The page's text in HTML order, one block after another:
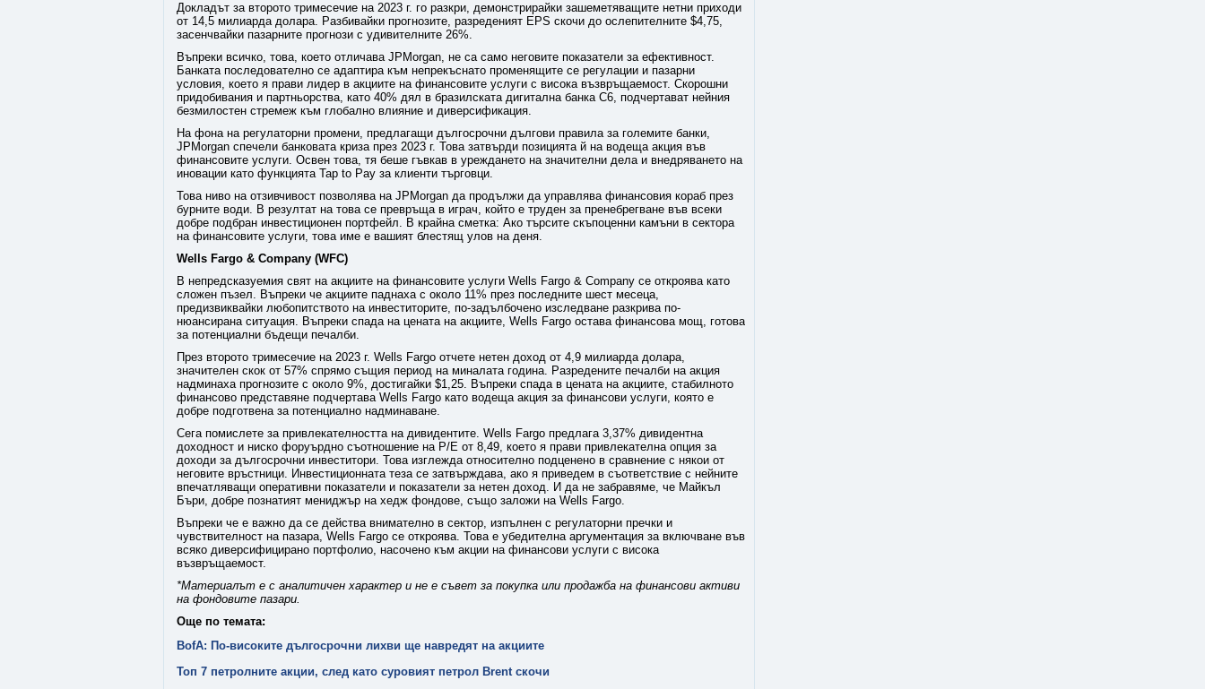
Докладът за второто тримесечие на 2023 г. го разкри, демонстрирайки зашеметяващите нетни приходи
от 14,5 милиарда долара. Разбивайки прогнозите, разреденият EPS скочи до ослепителните $4,75,
засенчвайки пазарните прогнози с удивителните 26%.
Въпреки всичко, това, което отличава JPMorgan, не са само неговите показатели за ефективност.
Банката последователно се адаптира към непрекъснато променящите се регулации и пазарни
условия, което я прави лидер в акциите на финансовите услуги с висока възвръщаемост. Скорошни
придобивания и партньорства, като 40% дял в бразилската дигитална банка C6, подчертават нейния
безмилостен стремеж към глобално влияние и диверсификация.
На фона на регулаторни промени, предлагащи дългосрочни дългови правила за големите банки,
JPMorgan спечели банковата криза през 2023 г. Това затвърди позицията й на водеща акция във
финансовите услуги. Освен това, тя беше гъвкав в уреждането на значителни дела и внедряването на
иновации като функцията Tap to Pay за клиенти търговци.
Това ниво на отзивчивост позволява на JPMorgan да продължи да управлява финансовия кораб през
бурните води. В резултат на това се превръща в играч, който е труден за пренебрегване във всеки
добре подбран инвестиционен портфейл. В крайна сметка: Ако търсите скъпоценни камъни в сектора
на финансовите услуги, това име е вашият блестящ улов на деня.
Wells Fargo & Company (WFC)
В непредсказуемия свят на акциите на финансовите услуги Wells Fargo & Company се откроява като
сложен пъзел. Въпреки че акциите паднаха с около 11% през последните шест месеца,
предизвиквайки любопитството на инвеститорите, по-задълбочено изследване разкрива по-
нюансирана ситуация. Въпреки спада на цената на акциите, Wells Fargo остава финансова мощ, готова
за потенциални бъдещи печалби.
През второто тримесечие на 2023 г. Wells Fargo отчете нетен доход от 4,9 милиарда долара,
значителен скок от 57% спрямо същия период на миналата година. Разредените печалби на акция
надминаха прогнозите с около 9%, достигайки $1,25. Въпреки спада в цената на акциите, стабилното
финансово представяне подчертава Wells Fargo като водеща акция за финансови услуги, която е
добре подготвена за потенциално надминаване.
Сега помислете за привлекателността на дивидентите. Wells Fargo предлага 3,37% дивидентна
доходност и ниско форуърдно съотношение на P/E от 8,49, което я прави привлекателна опция за
доходи за дългосрочни инвеститори. Това изглежда относително подценено в сравнение с някои от
неговите връстници. Инвестиционната теза се затвърждава, ако я приведем в съответствие с нейните
впечатляващи оперативни показатели и показатели за нетен доход. И да не забравяме, че Майкъл
Бъри, добре познатият мениджър на хедж фондове, също заложи на Wells Fargo.
Въпреки че е важно да се действа внимателно в сектор, изпълнен с регулаторни пречки и
чувствителност на пазара, Wells Fargo се откроява. Това е убедителна аргументация за включване във
всяко диверсифицирано портфолио, насочено към акции на финансови услуги с висока
възвръщаемост.
*Материалът е с аналитичен характер и не е съвет за покупка или продажба на финансови активи
на фондовите пазари.
Още по темата:
BofA: По-високите дългосрочни лихви ще навредят на акциите
Топ 7 петролните акции, след като суровият петрол Brent скочи